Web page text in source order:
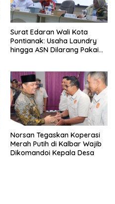
Surat Edaran Wali Kota
Pontianak: Usaha Laundry
hingga ASN Dilarang Pakai
Norsan Tegaskan Koperasi
Merah Putih di Kalbar Wajib
Dikomandoi Kepala Desa